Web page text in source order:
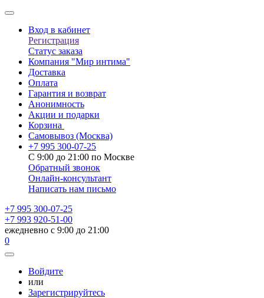
Вход в кабинет
Регистрация
Статус заказа
Компания "Мир интима"
Доставка
Оплата
Гарантия и возврат
Анонимность
Акции и подарки
Корзина
Самовывоз (Москва)
+7 995 300-07-25
С 9:00 до 21:00 по Москве
Обратный звонок
Онлайн-консультант
Написать нам письмо
+7 995 300-07-25
+7 993 920-51-00
ежедневно с 9:00 до 21:00
0
Войдите
или
Зарегистрируйтесь